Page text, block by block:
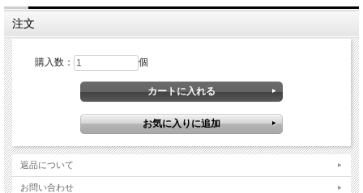
注文
購入数： 個
返品について
お問い合わせ